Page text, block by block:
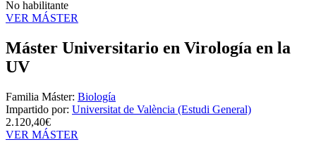
No habilitante
VER MÁSTER
Máster Universitario en Virología en la
UV
Familia Máster: Biología
Impartido por: Universitat de València (Estudi General)
2.120,40€
VER MÁSTER